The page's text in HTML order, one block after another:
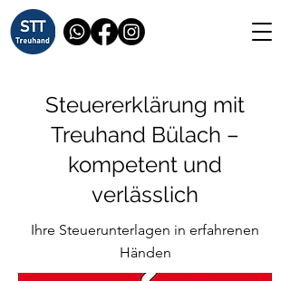
Steuererklärung mit
Treuhand Bülach –
kompetent und
verlässlich
Ihre Steuerunterlagen in erfahrenen
Händen